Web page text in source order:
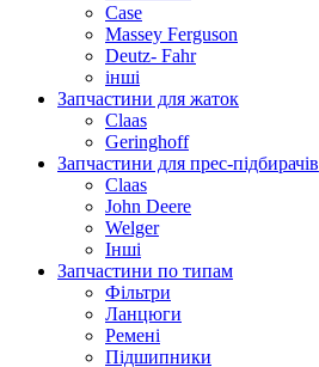
Case
Massey Ferguson
Deutz- Fahr
інші
Запчастини для жаток
Claas
Geringhoff
Запчастини для прес-підбирачів
Claas
John Deere
Welger
Інші
Запчастини по типам
Фільтри
Ланцюги
Ремені
Підшипники